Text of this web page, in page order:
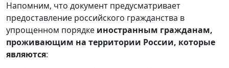
Напомним, что документ предусматривает
предоставление российского гражданства в
упрощенном порядке иностранным гражданам,
проживающим на территории России, которые
являются: